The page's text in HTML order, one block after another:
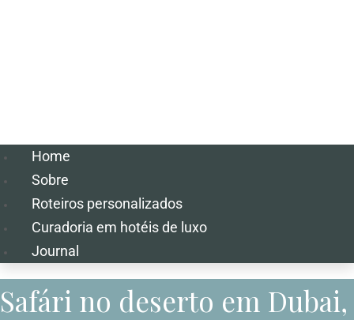
Home
Sobre
Roteiros personalizados
Curadoria em hotéis de luxo
Journal
Safári no deserto em Dubai,